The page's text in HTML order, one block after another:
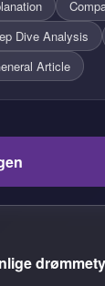
Dive Analysis
Article